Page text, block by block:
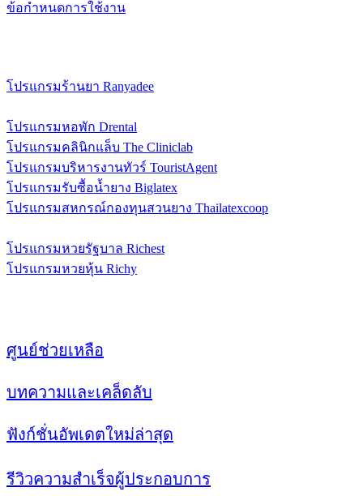
ข้อกำหนดการใช้งาน
โปรแกรมร้านยา Ranyadee
โปรแกรมหอพัก Drental
โปรแกรมคลินิกแล็บ The Cliniclab
โปรแกรมบริหารงานทัวร์ TouristAgent
โปรแกรมรับซื้อน้ำยาง Biglatex
โปรแกรมสหกรณ์กองทุนสวนยาง Thailatexcoop
โปรแกรมหวยรัฐบาล Richest
โปรแกรมหวยหุ้น Richy
ศูนย์ช่วยเหลือ
บทความและเคล็ดลับ
ฟังก์ชั่นอัพเดตใหม่ล่าสุด
รีวิวความสำเร็จผู้ประกอบการ